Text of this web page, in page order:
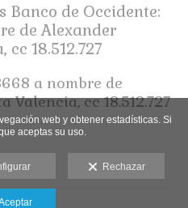
Banco de Occidente:
de Alexander
18.512.727
a nombre de
cc 18.512.727
web y obtener estadísticas. Si
aceptas su uso.
Rechazar